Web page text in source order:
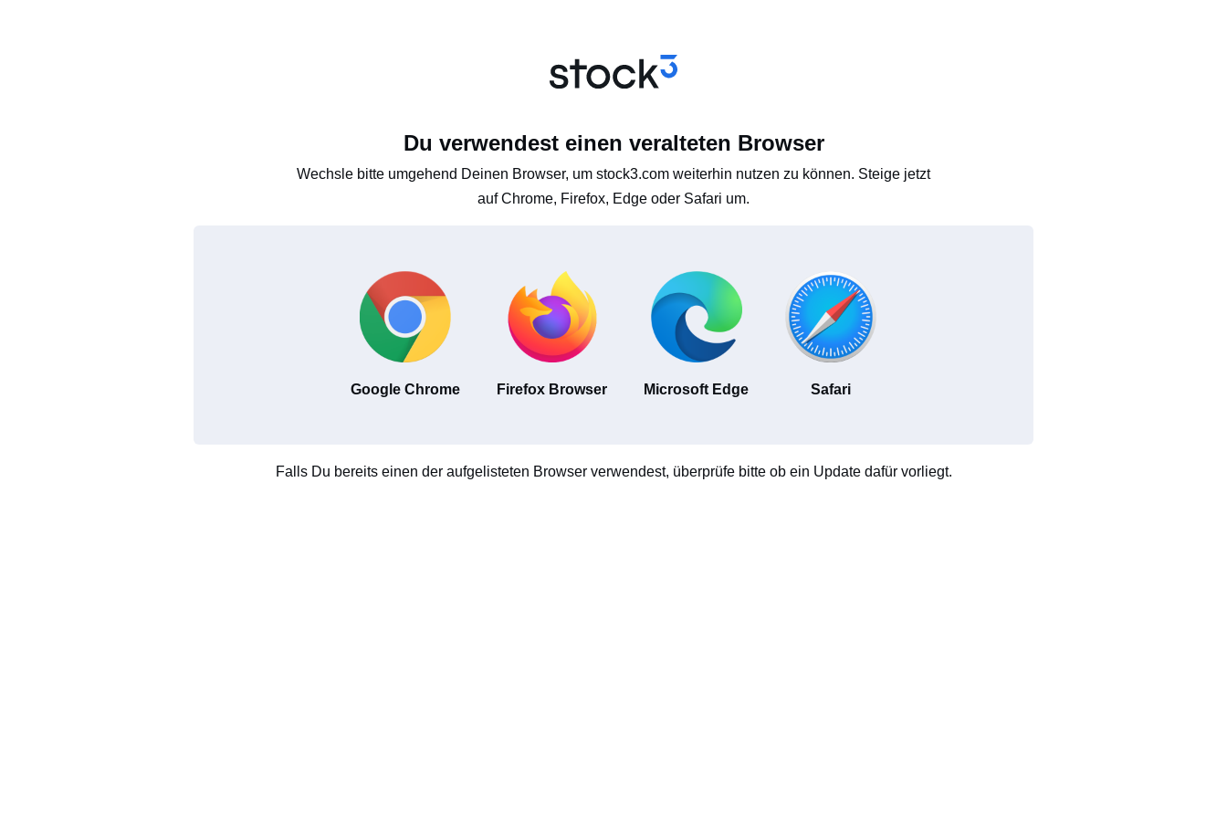
Du verwendest einen veralteten Browser
Wechsle bitte umgehend Deinen Browser, um stock3.com weiterhin nutzen zu können. Steige jetzt
auf Chrome, Firefox, Edge oder Safari um.
Google Chrome Firefox Browser Microsoft Edge Safari
Falls Du bereits einen der aufgelisteten Browser verwendest, überprüfe bitte ob ein Update dafür vorliegt.